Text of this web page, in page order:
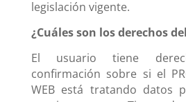
legislación vigente.
¿Cuáles son los derechos
El usuario tiene
confirmación sobre si el
WEB está tratando datos